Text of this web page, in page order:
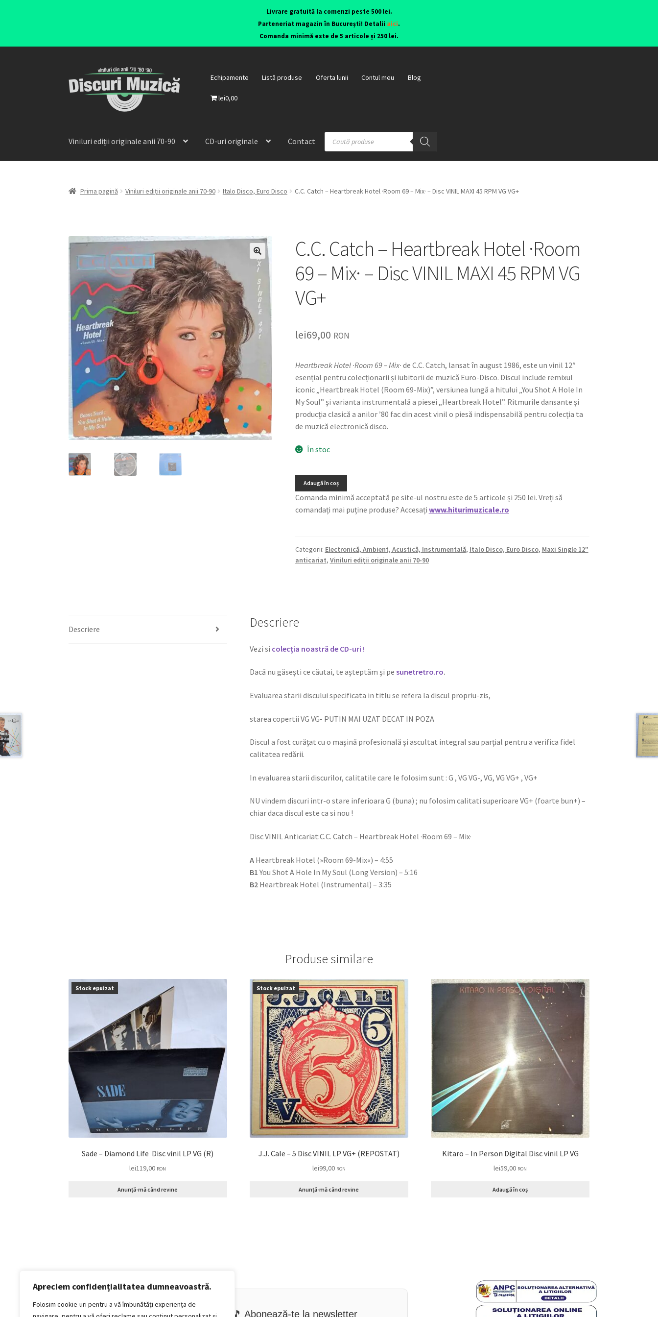
Apreciem confidențialitatea dumneavoastră.
Folosim cookie-uri pentru a vă îmbunătăți experiența de
Livrare gratuită la comenzi peste 500 lei.
Parteneriat magazin în București! Detalii aici.
Comanda minimă este de 5 articole și 250 lei.
Echipamente Listă produse Oferta lunii Contul meu Blog
lei0,00
Viniluri ediții originale anii 70-90 CD-uri originale Contact
Prima pagină Viniluri ediții originale anii 70-90 Italo Disco, Euro Disco C.C. Catch – Heartbreak Hotel ·Room 69 – Mix· – Disc VINIL MAXI 45 RPM VG VG+
🔍
C.C. Catch – Heartbreak Hotel ·Room
69 – Mix· – Disc VINIL MAXI 45 RPM VG
VG+
lei69,00 RON
Heartbreak Hotel ·Room 69 – Mix· de C.C. Catch, lansat în august 1986, este un vinil 12″
esențial pentru colecționarii și iubitorii de muzică Euro-Disco. Discul include remixul
iconic „Heartbreak Hotel (Room 69-Mix)”, versiunea lungă a hitului „You Shot A Hole In
My Soul” și varianta instrumentală a piesei „Heartbreak Hotel”. Ritmurile dansante și
producția clasică a anilor ’80 fac din acest vinil o piesă indispensabilă pentru colecția ta
de muzică electronică disco.
În stoc
Adaugă în coș
Comanda minimă acceptată pe site-ul nostru este de 5 articole și 250 lei. Vreți să
comandați mai puține produse? Accesați www.hiturimuzicale.ro
Categorii: Electronică, Ambient, Acustică, Instrumentală, Italo Disco, Euro Disco, Maxi Single 12"
anticariat, Viniluri ediții originale anii 70-90
Descriere Descriere
Vezi si colecția noastră de CD-uri !
Dacă nu găsești ce căutai, te așteptăm și pesunetretro.ro.
Evaluarea starii discului specificata in titlu se refera la discul propriu-zis,
starea copertii VG VG- PUTIN MAI UZAT DECAT IN POZA
Discul a fost curățat cu o mașină profesională și ascultat integral sau parțial pentru a verifica fidel
calitatea redării.
In evaluarea starii discurilor, calitatile care le folosim sunt : G , VG VG-, VG, VG VG+ , VG+
NU vindem discuri intr-o stare inferioara G (buna) ; nu folosim calitati superioare VG+ (foarte bun+) –
chiar daca discul este ca si nou !
Disc VINIL Anticariat:C.C. Catch – Heartbreak Hotel ·Room 69 – Mix·
A Heartbreak Hotel (»Room 69-Mix«) – 4:55
B1You Shot A Hole In My Soul (Long Version) – 5:16
B2 Heartbreak Hotel (Instrumental) – 3:35
Produse similare
Stock epuizat
Sade – Diamond Life Disc vinil LP VG (R)
lei119,00 RON
Anunță-mă când revine
Stock epuizat
J.J. Cale – 5 Disc VINIL LP VG+ (REPOSTAT)
lei99,00 RON
Anunță-mă când revine
Kitaro – In Person Digital Disc vinil LP VG
lei59,00 RON
Adaugă în coș
Politică de confidențialitate
Termeni si conditii
Politica de cookies
🎵 Abonează-te la newsletter